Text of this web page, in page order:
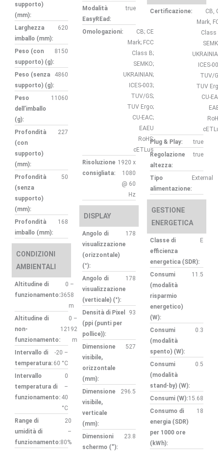
supporto)
(mm):
Larghezza
imballo (mm):
620
Peso (con
supporto) (g):
8150
Peso (senza
supporto) (g):
4860
Peso
dell’imballo
(g):
11060
Profondità
(con
supporto)
(mm):
227
Profondità
(senza
supporto)
(mm):
50
Profondità
imballo (mm):
168
CONDIZIONI
AMBIENTALI
Altitudine di
funzionamento:
0 –
3658
m
Altitudine di
non-
funzionamento:
0 –
12192
m
Intervallo di
temperatura:
-20 –
60 °C
Intervallo
temperatura di
funzionamento:
0
–
40
°C
Range di
umidità di
funzionamento:
20
–
80%
Modalità
EasyREad:
true
Omologazioni:
CB; CE
Mark; FCC
Class B;
SEMKO;
UKRAINIAN;
ICES-003;
TUV/GS;
TUV Ergo;
CU-EAC;
EAEU
RoHS;
cETLus
Risoluzione
consigliata:
1920 x
1080
@ 60
Hz
DISPLAY
Angolo di
visualizzazione
(orizzontale)
(°):
178
Angolo di
visualizzazione
(verticale) (°):
178
Densità di Pixel
(ppi (punti per
pollice)):
93
Dimensione
visibile,
orizzontale
(mm):
527
Dimensione
visibile,
verticale
(mm):
296.5
Dimensioni
schermo (“):
23.8
Certificazione:
CB,
Mark,
Class
ICES-
TUV/
TUV
CU-
Plug & Play:
true
Regolazione
altezza:
true
Tipo
alimentazione:
External
GESTIONE
ENERGETICA
Classe di
efficienza
energetica (SDR):
E
Consumi
(modalità
risparmio
energetico)
(W):
11.5
Consumi
(modalità
spento) (W):
0.3
Consumi
(modalità
stand-by) (W):
0.5
Consumi (W):15.68
Consumo di
energia (SDR)
per 1000 ore
(kWh):
18